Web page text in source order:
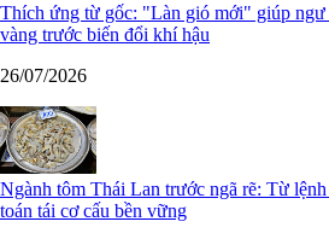
Thích ứng từ gốc: "Làn gió mới" giúp ngư
vàng trước biến đổi khí hậu
26/07/2026
Ngành tôm Thái Lan trước ngã rẽ: Từ
toán tái cơ cấu bền vững